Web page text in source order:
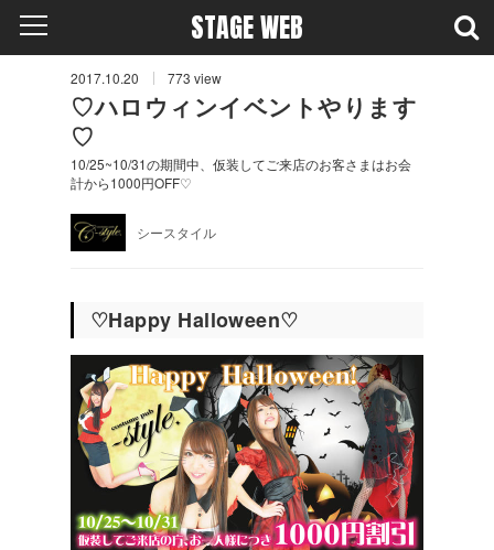
STAGE WEB
2017.10.20 773 view
♡ハロウィンイベントやります
♡
10/25~10/31の期間中、仮装してご来店のお客さまはお会
計から1000円OFF♡
シースタイル
♡Happy Halloween♡